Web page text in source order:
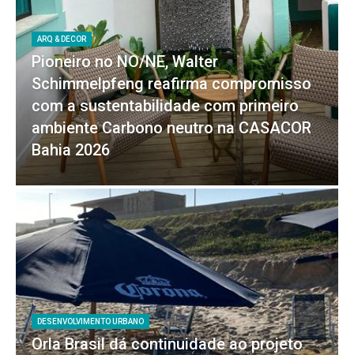
ARQ & DECOR
Pioneiro no NO/NE, Walter
Schimmelpfeng reafirma compromisso
com a sustentabilidade com primeiro
ambiente Carbono neutro na CASACOR
Bahia 2026
DESENVOLVIMENTO URBANO
Orla Brasil dá continuidade ao projeto